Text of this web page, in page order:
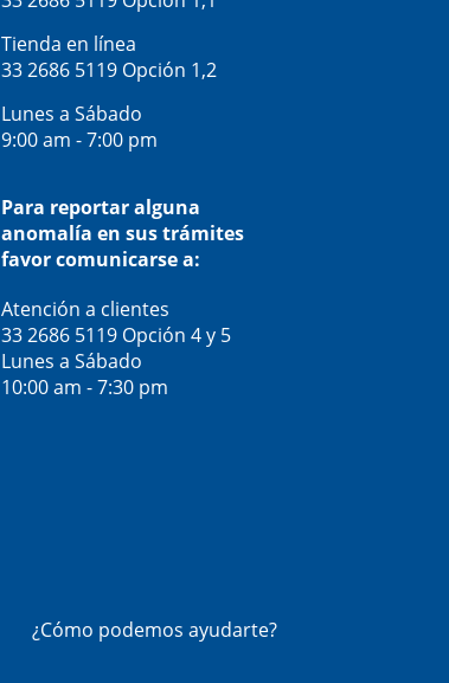
Tienda en línea
33 2686 5119 Opción 1,2
Lunes a Sábado
9:00 am - 7:00 pm
Para reportar alguna
anomalía en sus trámites
favor comunicarse a:
Atención a clientes
33 2686 5119 Opción 4 y 5
Lunes a Sábado
10:00 am - 7:30 pm
¿Cómo podemos ayudarte?